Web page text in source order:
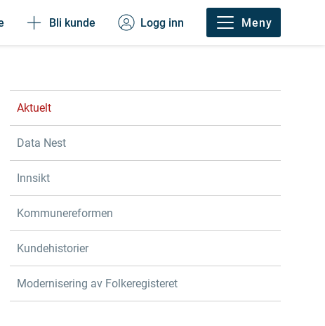
Bli kunde Logg inn Meny
Aktuelt
Data Nest
Innsikt
Kommunereformen
Kundehistorier
Modernisering av Folkeregisteret